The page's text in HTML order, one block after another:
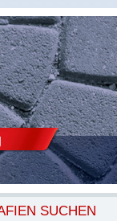
SUCHEN